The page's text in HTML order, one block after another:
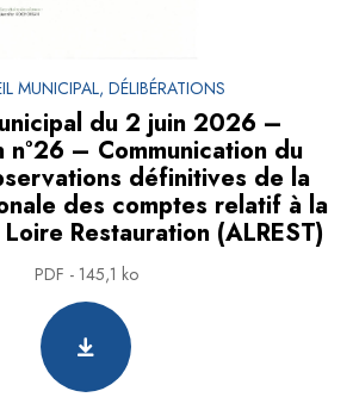
MUNICIPAL, DÉLIBÉRATIONS
du 2 juin 2026 –
n°26 – Communication du
définitives de la
des comptes relatif à la
Restauration (ALREST)
PDF - 145,1 ko